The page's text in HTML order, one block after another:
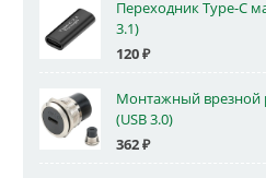
Переходник Type-C
3.1)
120₽
Монтажный врезной
(USB 3.0)
362₽